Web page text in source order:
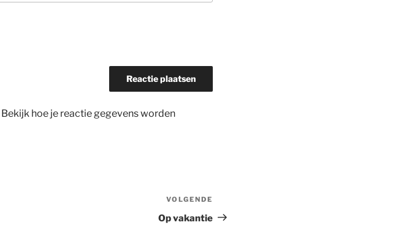
Bekijk hoe je reactie gegevens worden
bericht
VOLGENDE
Op vakantie